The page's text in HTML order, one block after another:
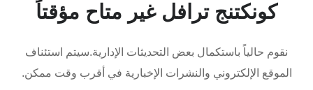
كونكتنج ترافل غير متاح مؤقتاً
نقوم حالياً باستكمال بعض التحديثات الإدارية.سيتم استئناف
الموقع الإلكتروني والنشرات الإخبارية في أقرب وقت ممكن.